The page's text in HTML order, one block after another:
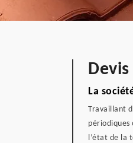
La
Travaillant
périodiques
l’état de la